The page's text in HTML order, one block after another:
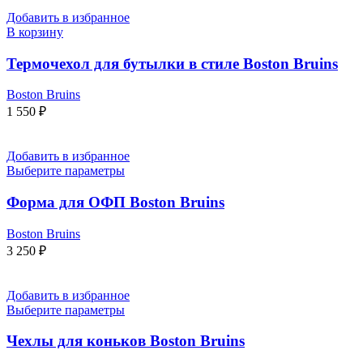
Добавить в избранное
В корзину
Термочехол для бутылки в стиле Boston Bruins
Boston Bruins
1 550 ₽
Добавить в избранное
Выберите параметры
Форма для ОФП Boston Bruins
Boston Bruins
3 250 ₽
Добавить в избранное
Выберите параметры
Чехлы для коньков Boston Bruins